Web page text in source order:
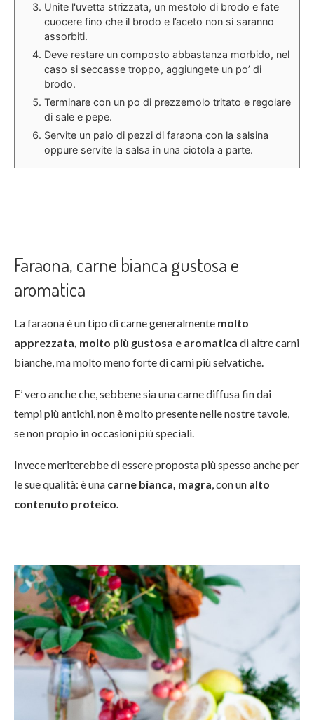
Unite l'uvetta strizzata, un mestolo di brodo e fate
cuocere fino che il brodo e l’aceto non si saranno
assorbiti.
Deve restare un composto abbastanza morbido, nel
caso si seccasse troppo, aggiungete un po’ di
brodo.
Terminare con un po di prezzemolo tritato e regolare
di sale e pepe.
Servite un paio di pezzi di faraona con la salsina
oppure servite la salsa in una ciotola a parte.
Faraona, carne bianca gustosa e
aromatica
La faraona è un tipo di carne generalmente molto
apprezzata, molto più gustosa e aromatica di altre carni
bianche, ma molto meno forte di carni più selvatiche.
E’ vero anche che, sebbene sia una carne diffusa fin dai
tempi più antichi, non è molto presente nelle nostre tavole,
se non propio in occasioni più speciali.
Invece meriterebbe di essere proposta più spesso anche per
le sue qualità: è una carne bianca, magra, con un alto
contenuto proteico.